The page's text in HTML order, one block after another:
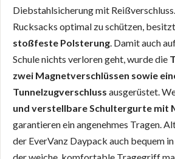
Diebstahlsicherung mit
Rucksacks optimal zu schützen,
stoßfeste Polsterung . Damit auch
Schule nichts verloren geht, wurde die
zwei Magnetverschlüssen sowie
Tunnelzugverschluss ausgerüstet.
und verstellbare Schultergurte mit
garantieren ein angenehmes Tragen.
der EverVanz Daypack auch bequem
der weiche, komfortable Tragegriff